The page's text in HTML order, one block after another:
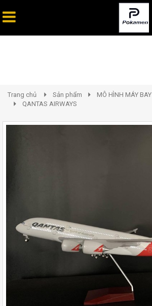
Trang chủ Sản phẩm
MÔ HÌNH MÁY BAY
QANTAS AIRWAYS